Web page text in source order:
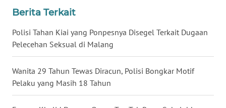
Berita Terkait
Polisi Tahan Kiai yang Ponpesnya Disegel Terkait Dugaan
Pelecehan Seksual di Malang
Wanita 29 Tahun Tewas Diracun, Polisi Bongkar Motif
Pelaku yang Masih 18 Tahun
KEPRI
PAPUA
WN
PAPUA
BARAT